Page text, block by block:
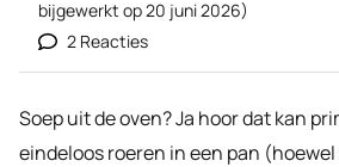
bijgewerkt op20 juni 2026)
2 Reacties
Soep uit de oven? Ja hoor dat kan
eindeloos roeren in een pan